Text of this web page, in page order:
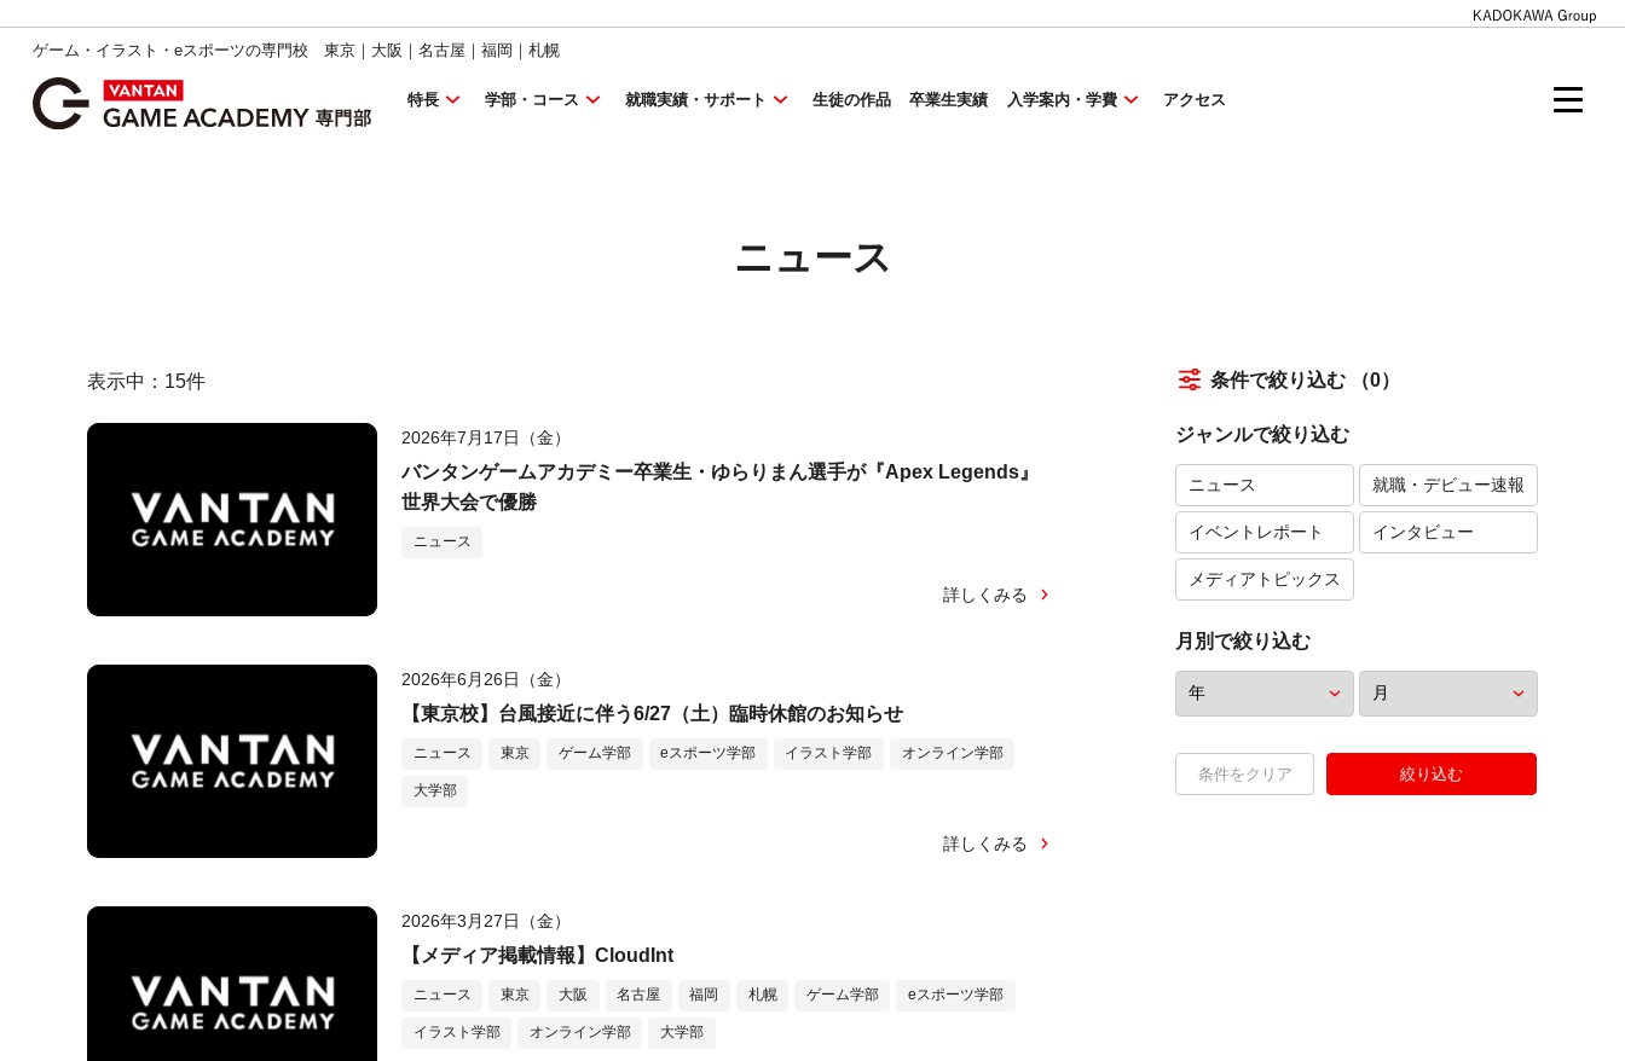
ゲーム・イラスト・eスポーツの専門校 東京｜大阪｜名古屋｜福岡｜札幌
特長 学部・コース 就職実績・サポート 生徒の作品 卒業生実績 入学案内・学費 アクセス
ニュース
表示中： 15件
2026年7月17日（金）
バンタンゲームアカデミー卒業生・ゆらりまん選手が『Apex Legends』
世界大会で優勝
ニュース
詳しくみる
2026年6月26日（金）
【東京校】台風接近に伴う6/27（土）臨時休館のお知らせ
ニュース 東京 ゲーム学部 eスポーツ学部 イラスト学部 オンライン学部
大学部
詳しくみる
2026年3月27日（金）
【メディア掲載情報】CloudInt
ニュース 東京 大阪 名古屋 福岡 札幌 ゲーム学部 eスポーツ学部
イラスト学部 オンライン学部 大学部
条件で絞り込む （0）
ジャンルで絞り込む
ニュース 就職・デビュー速報
イベントレポート インタビュー
メディアトピックス
月別で絞り込む
条件をクリア 絞り込む